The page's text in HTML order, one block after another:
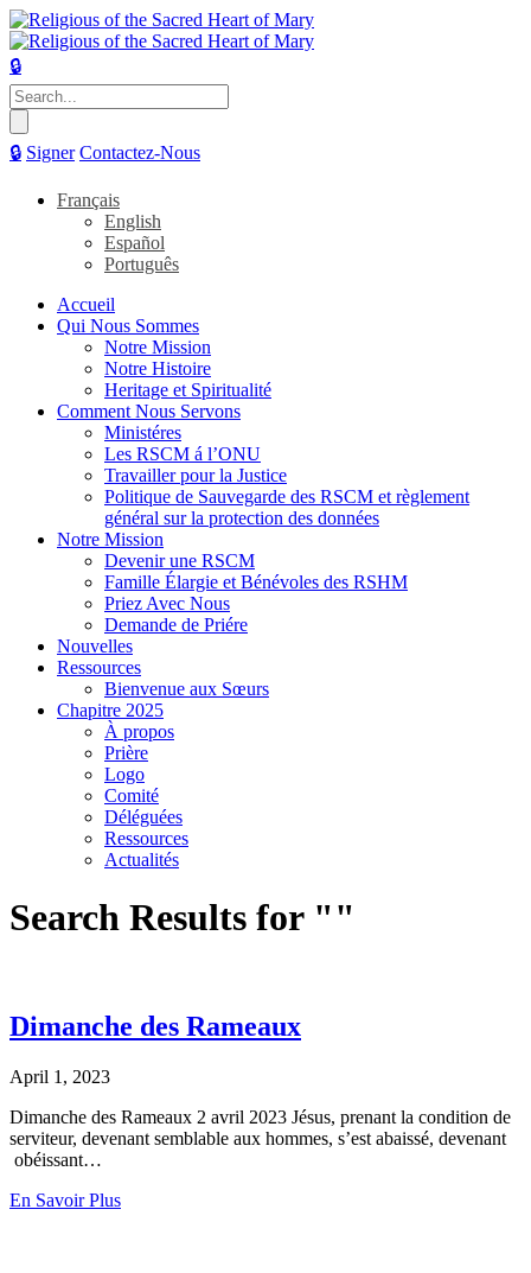
🔒
Search
for:
🔒 Signer Contactez-Nous
Français
English
Español
Português
Accueil
Qui Nous Sommes
Notre Mission
Notre Histoire
Heritage et Spiritualité
Comment Nous Servons
Ministéres
Les RSCM á l’ONU
Travailler pour la Justice
Politique de Sauvegarde des RSCM et règlement
général sur la protection des données
Notre Mission
Devenir une RSCM
Famille Élargie et Bénévoles des RSHM
Priez Avec Nous
Demande de Priére
Nouvelles
Ressources
Bienvenue aux Sœurs
Chapitre 2025
À propos
Prière
Logo
Comité
Déléguées
Ressources
Actualités
Search Results for ""
Dimanche des Rameaux
April 1, 2023
Dimanche des Rameaux 2 avril 2023 Jésus, prenant la condition de
serviteur, devenant semblable aux hommes, s’est abaissé, devenant
obéissant…
En Savoir Plus